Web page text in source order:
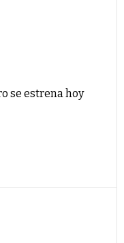
se estrena hoy